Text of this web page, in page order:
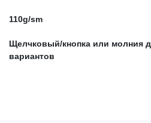
110g/sm
Щелчковый/кнопка или молния
вариантов